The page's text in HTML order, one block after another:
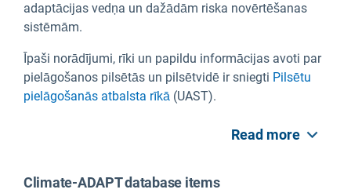
adaptācijas vedņa un dažādām riska novērtēšanas
sistēmām.
Īpaši norādījumi, rīki un papildu informācijas avoti par
pielāgošanos pilsētās un pilsētvidē ir sniegti Pilsētu
pielāgošanās atbalsta rīkā (UAST).
Read more
Climate-ADAPT database items